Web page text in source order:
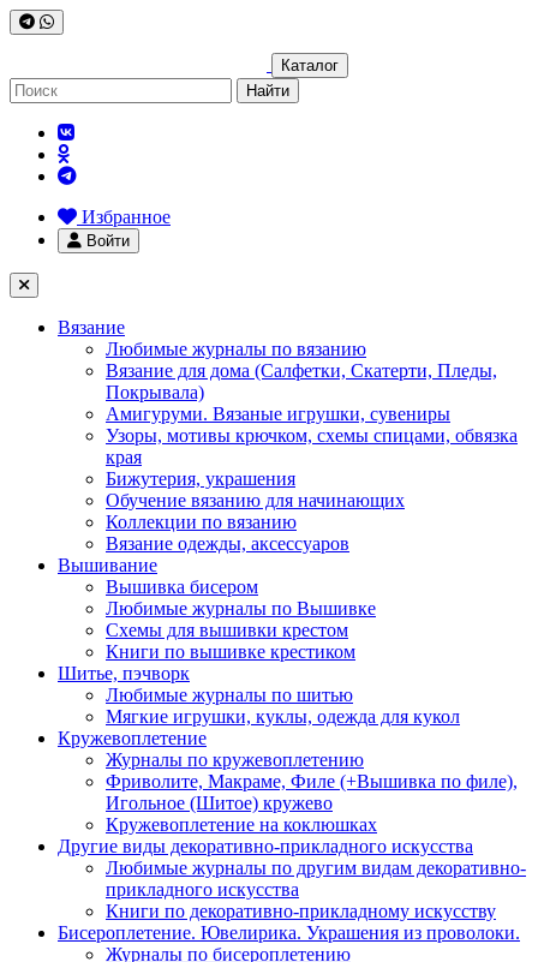
Каталог
Найти
Избранное
Войти
Вязание
Любимые журналы по вязанию
Вязание для дома (Салфетки, Скатерти, Пледы,
Покрывала)
Амигуруми. Вязаные игрушки, сувениры
Узоры, мотивы крючком, схемы спицами, обвязка
края
Бижутерия, украшения
Обучение вязанию для начинающих
Коллекции по вязанию
Вязание одежды, аксессуаров
Вышивание
Вышивка бисером
Любимые журналы по Вышивке
Схемы для вышивки крестом
Книги по вышивке крестиком
Шитье, пэчворк
Любимые журналы по шитью
Мягкие игрушки, куклы, одежда для кукол
Кружевоплетение
Журналы по кружевоплетению
Фриволите, Макраме, Филе (+Вышивка по филе),
Игольное (Шитое) кружево
Кружевоплетение на коклюшках
Другие виды декоративно-прикладного искусства
Любимые журналы по другим видам декоративно-
прикладного искусства
Книги по декоративно-прикладному искусству
Бисероплетение. Ювелирика. Украшения из проволоки.
Журналы по бисероплетению